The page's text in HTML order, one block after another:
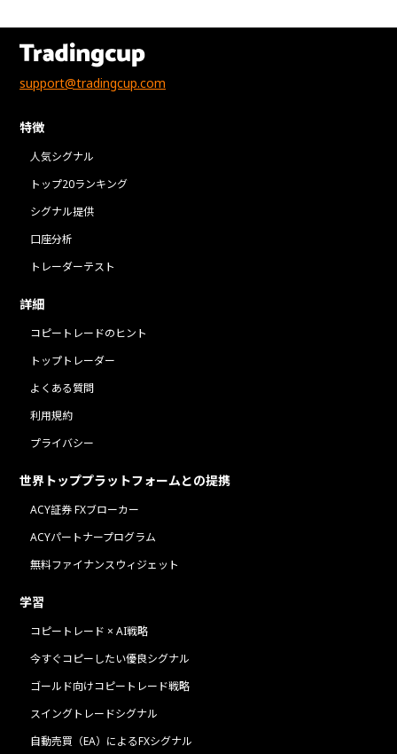
support@tradingcup.com
特徴
人気シグナル
トップ20ランキング
シグナル提供
口座分析
トレーダーテスト
詳細
コピートレードのヒント
トップトレーダー
よくある質問
利用規約
プライバシー
世界トッププラットフォームとの提携
ACY証券 FXブローカー
ACYパートナープログラム
無料ファイナンスウィジェット
学習
コピートレード × AI戦略
今すぐコピーしたい優良シグナル
ゴールド向けコピートレード戦略
スイングトレードシグナル
自動売買（EA）によるFXシグナル